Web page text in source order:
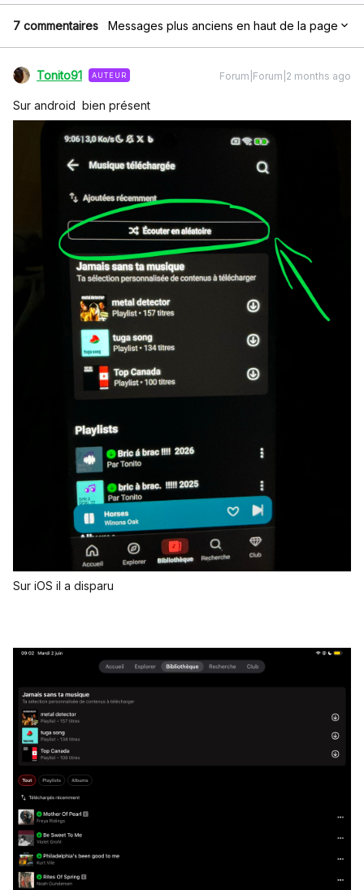
7 commentaires Messages plus anciens en haut de la page
Tonito91 AUTEUR Forum|Forum|2 months ago
Sur android bien présent
Sur iOS il a disparu